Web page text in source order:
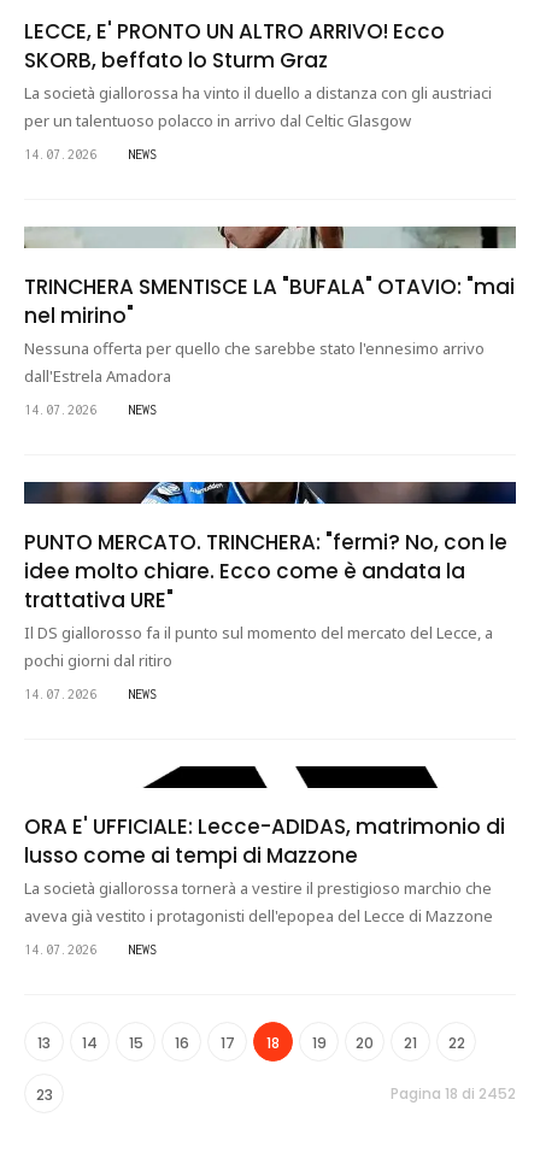
LECCE, E' PRONTO UN ALTRO ARRIVO! Ecco
SKORB, beffato lo Sturm Graz
La società giallorossa ha vinto il duello a distanza con gli austriaci
per un talentuoso polacco in arrivo dal Celtic Glasgow
14.07.2026 NEWS
TRINCHERA SMENTISCE LA "BUFALA" OTAVIO: "mai
nel mirino"
Nessuna offerta per quello che sarebbe stato l'ennesimo arrivo
dall'Estrela Amadora
14.07.2026 NEWS
PUNTO MERCATO. TRINCHERA: "fermi? No, con le
idee molto chiare. Ecco come è andata la
trattativa URE"
Il DS giallorosso fa il punto sul momento del mercato del Lecce, a
pochi giorni dal ritiro
14.07.2026 NEWS
ORA E' UFFICIALE: Lecce-ADIDAS, matrimonio di
lusso come ai tempi di Mazzone
La società giallorossa tornerà a vestire il prestigioso marchio che
aveva già vestito i protagonisti dell'epopea del Lecce di Mazzone
14.07.2026 NEWS
13 14 15 16 17 18 19 20 21 22
23 Pagina 18 di 2452